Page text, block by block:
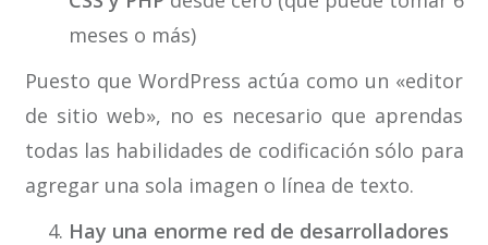
meses o más)
Puesto que WordPress actúa como un «editor
de sitio web», no es necesario que aprendas
todas las habilidades de codificación sólo para
agregar una sola imagen o línea de texto.
Hay una enorme red de desarrolladores